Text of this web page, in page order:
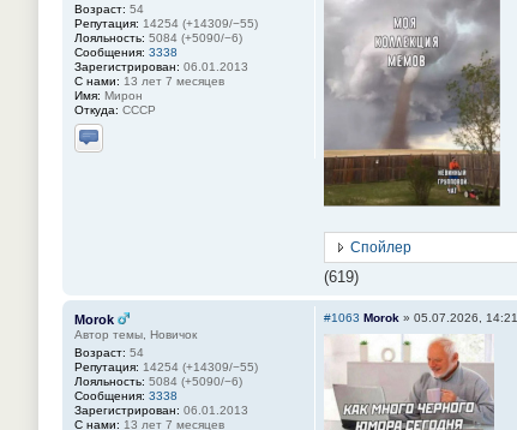
Возраст: 54
Репутация: 14254 (+14309/−55)
Лояльность: 5084 (+5090/−6)
Сообщения: 3338
Зарегистрирован: 06.01.2013
С нами: 13 лет 7 месяцев
Имя: Мирон
Откуда: СССР
Отправить личное сообщение
Спойлер
(619)
Morok
Автор темы, Новичок
Возраст: 54
Репутация: 14254 (+14309/−55)
Лояльность: 5084 (+5090/−6)
Сообщения: 3338
Зарегистрирован: 06.01.2013
С нами: 13 лет 7 месяцев
#1063 Morok » 05.07.2026, 14:21